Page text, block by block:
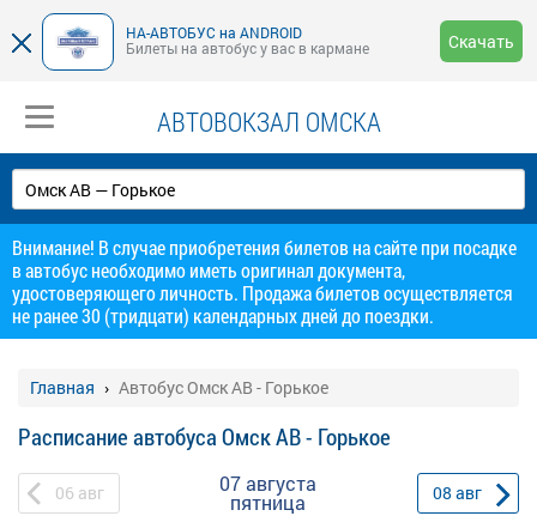
НА-АВТОБУС на ANDROID
Билеты на автобус у вас в кармане
Скачать
АВТОВОКЗАЛ ОМСКА
Внимание! В случае приобретения билетов на сайте при посадке
в автобус необходимо иметь оригинал документа,
удостоверяющего личность. Продажа билетов осуществляется
не ранее 30 (тридцати) календарных дней до поездки.
Главная Автобус Омск АВ - Горькое
Расписание автобуса Омск АВ - Горькое
06 авг 07 августа
пятница 08 авг